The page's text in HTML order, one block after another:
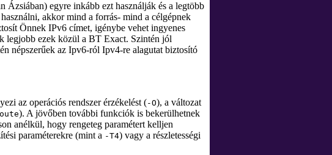
Ázsiában) egyre inkább ezt használják és a legtöbb
akkor mind a forrás- mind a célgépnek
Önnek IPv6 címet, igénybe vehet ingyenes
legjobb ezek közül a BT Exact. Szintén jól
népszerűek az Ipv6-ról Ipv4-re alagutat biztosító
az operációs rendszer érzékelést (-O), a változat
). A jövőben további funkciók is bekerülhetnek
anélkül, hogy rengeteg paramétert kelljen
paraméterekre (mint a -T4) vagy a részletességi